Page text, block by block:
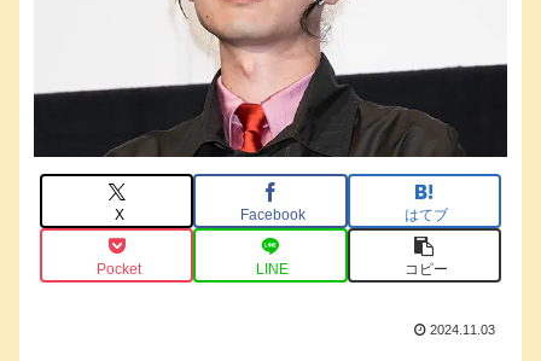
X Facebook はてブ
Pocket LINE コピー
2024.11.03